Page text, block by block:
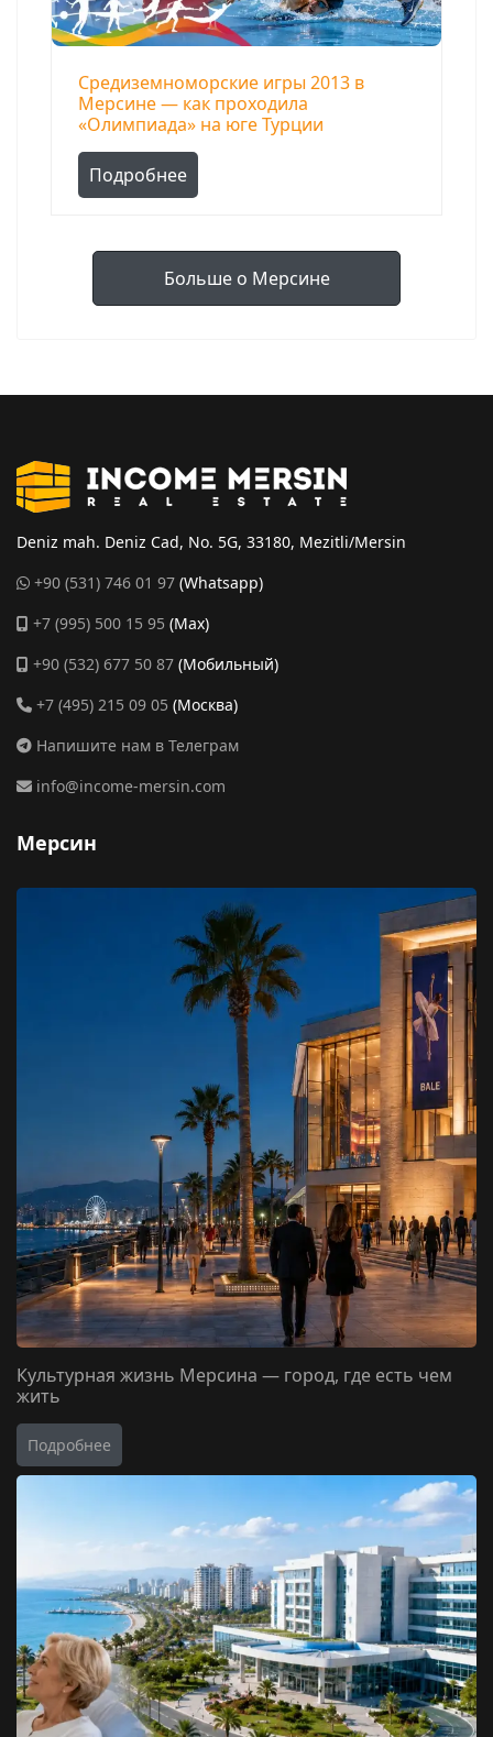
Средиземноморские игры 2013 в
Мерсине — как проходила
«Олимпиада» на юге Турции
Подробнее
Больше о Мерсине
Deniz mah. Deniz Cad, No. 5G, 33180, Mezitli/Mersin
+90 (531) 746 01 97 (Whatsapp)
+7 (995) 500 15 95 (Max)
+90 (532) 677 50 87 (Мобильный)
+7 (495) 215 09 05 (Москва)
Напишите нам в Телеграм
info@income-mersin.com
Мерсин
Культурная жизнь Мерсина — город, где есть чем
жить
Подробнее